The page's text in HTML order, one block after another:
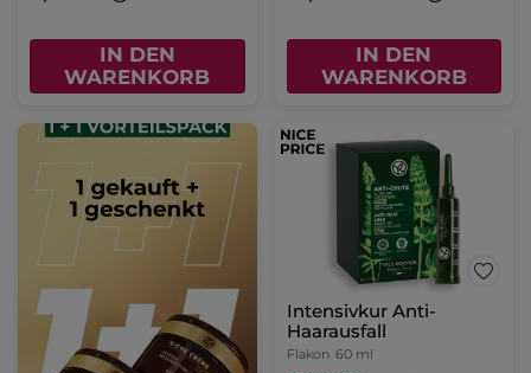
IN DEN
WARENKORB
IN DEN
WARENKORB
Intensivkur Anti-
Haarausfall
Flakon 60 ml